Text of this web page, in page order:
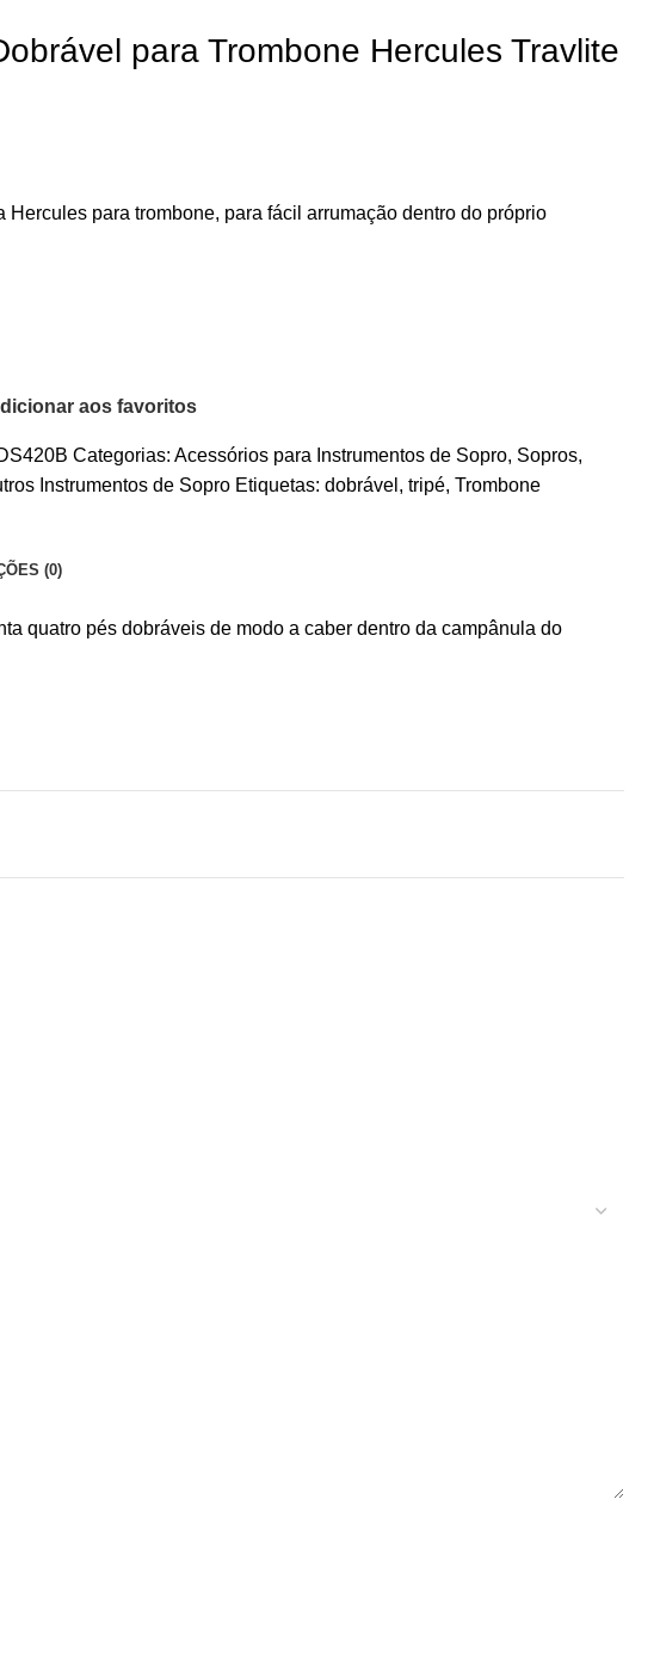
para Trombone Hercules Travlite
Hercules para trombone, para fácil arrumação dentro do próprio
aos favoritos
Categorias: Acessórios para Instrumentos de Sopro, Sopros,
Instrumentos de Sopro Etiquetas: dobrável , tripé, Trombone
(0)
quatro pés dobráveis de modo a caber dentro da campânula do